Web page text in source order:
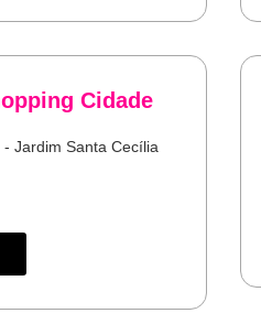
Cidade
Jardim Santa Cecília